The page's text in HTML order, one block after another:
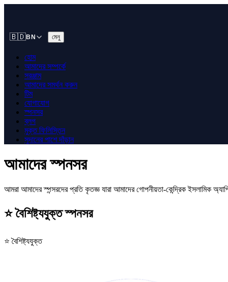
🇧🇩BN মেনু
হোম
আমাদের সম্পর্কে
সরঞ্জাম
আমাদের সমর্থন করুন
টিম
যোগাযোগ
স্পনসর
ব্লগ
মুক্ত ফিলিস্তিন
সুদানের পাশে দাঁড়ান
আমাদের স্পনসর
আমরা আমাদের স্পন্সরদের প্রতি কৃতজ্ঞ যারা আমাদের গোপনীয়তা-কেন্দ্রিক ইসলামিক
⭐বৈশিষ্ট্যযুক্ত স্পনসর
⭐বৈশিষ্ট্যযুক্ত